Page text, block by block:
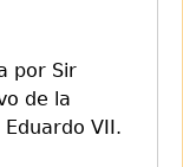
por Sir
de la
VII.